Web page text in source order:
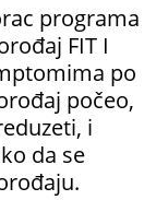
programa
FIT I
po
počeo,
i
da se